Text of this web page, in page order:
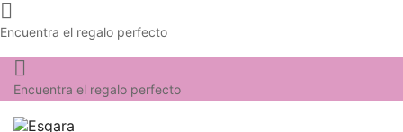

Encuentra el regalo perfecto

Encuentra el regalo perfecto